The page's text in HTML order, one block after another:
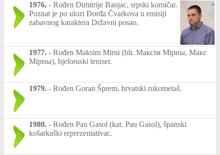
1976. - Rođen Dimitrije Banjac, srpski komičar.
Poznat je po ulozi Đorđa Čvarkova u emisiji
zabavnog karaktera Državni posao.
1977. - Rođen Maksim Mirni (blr. Максім Мірны, Макс
Мірны), bjeloruski teniser.
1979. - Rođen Goran Šprem, hrvatski rukometaš.
1980. - Rođen Pau Gasol (kat. Pau Gasol), španski
košarkaški reprezentativac.